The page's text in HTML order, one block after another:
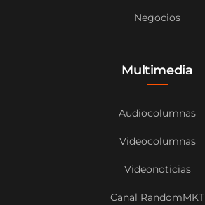
Negocios
Multimedia
Audiocolumnas
Videocolumnas
Videonoticias
Canal RandomMKT